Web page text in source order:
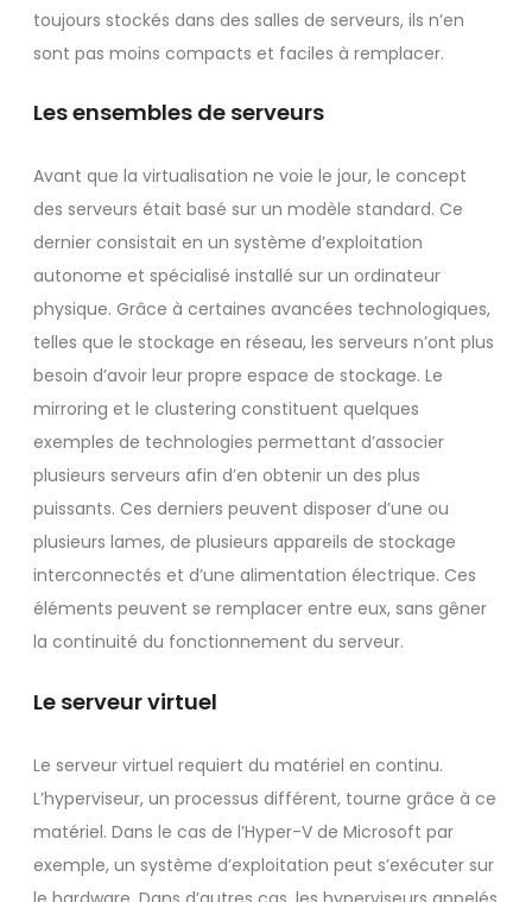
toujours stockés dans des salles de serveurs, ils n’en
sont pas moins compacts et faciles à remplacer.
Les ensembles de serveurs
Avant que la virtualisation ne voie le jour, le concept
des serveurs était basé sur un modèle standard. Ce
dernier consistait en un système d’exploitation
autonome et spécialisé installé sur un ordinateur
physique. Grâce à certaines avancées technologiques,
telles que le stockage en réseau, les serveurs n’ont plus
besoin d’avoir leur propre espace de stockage. Le
mirroring et le clustering constituent quelques
exemples de technologies permettant d’associer
plusieurs serveurs afin d’en obtenir un des plus
puissants. Ces derniers peuvent disposer d’une ou
plusieurs lames, de plusieurs appareils de stockage
interconnectés et d’une alimentation électrique. Ces
éléments peuvent se remplacer entre eux, sans gêner
la continuité du fonctionnement du serveur.
Le serveur virtuel
Le serveur virtuel requiert du matériel en continu.
L’hyperviseur, un processus différent, tourne grâce à ce
matériel. Dans le cas de l’Hyper-V de Microsoft par
exemple, un système d’exploitation peut s’exécuter sur